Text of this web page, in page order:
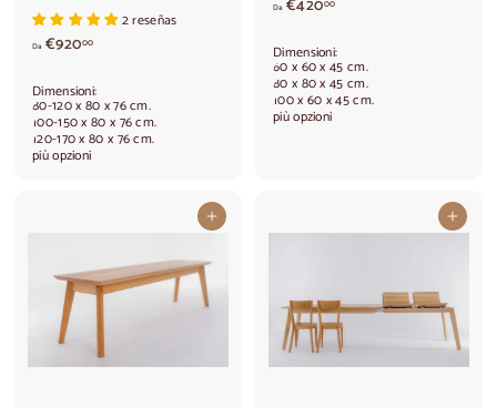
2 reseñas
Da €92000d
€
9
2
0
Dimensioni:
80-120 x 80 x 76 cm.
100-150 x 80 x 76 cm.
120-170 x 80 x 76 cm.
più opzioni
Da €42000
€
4
2
0
Dimensioni:
60 x 60 x 45 cm.
80 x 80 x 45 cm.
100 x 60 x 45 cm.
più opzioni
Aggiungi al carrello Aggiungi al carrello